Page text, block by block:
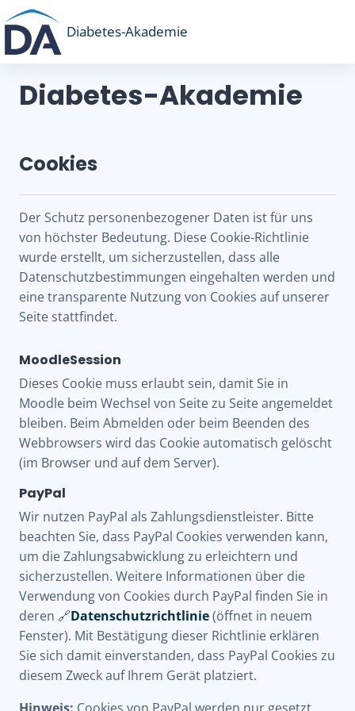
Zum Hauptinhalt
Diabetes-Akademie
Diabetes-Akademie
Cookies
Der Schutz personenbezogener Daten ist für uns
von höchster Bedeutung. Diese Cookie-Richtlinie
wurde erstellt, um sicherzustellen, dass alle
Datenschutzbestimmungen eingehalten werden und
eine transparente Nutzung von Cookies auf unserer
Seite stattfindet.
MoodleSession
Dieses Cookie muss erlaubt sein, damit Sie in
Moodle beim Wechsel von Seite zu Seite angemeldet
bleiben. Beim Abmelden oder beim Beenden des
Webbrowsers wird das Cookie automatisch gelöscht
(im Browser und auf dem Server).
PayPal
Wir nutzen PayPal als Zahlungsdienstleister. Bitte
beachten Sie, dass PayPal Cookies verwenden kann,
um die Zahlungsabwicklung zu erleichtern und
sicherzustellen. Weitere Informationen über die
Verwendung von Cookies durch PayPal finden Sie in
deren 🔗Datenschutzrichtlinie(öffnet in neuem
Fenster). Mit Bestätigung dieser Richtlinie erklären
Sie sich damit einverstanden, dass PayPal Cookies zu
diesem Zweck auf Ihrem Gerät platziert.